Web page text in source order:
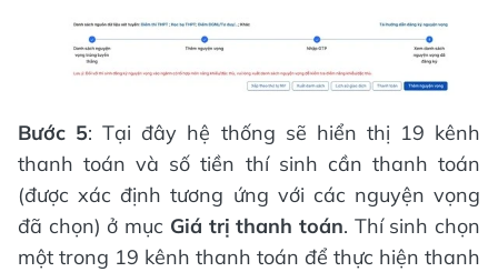
Bước 5: Tại đây hệ thống sẽ hiển thị 19 kênh
thanh toán và số tiền thí sinh cần thanh toán
(được xác định tương ứng với các nguyện vọng
đã chọn) ở mục Giá trị thanh toán. Thí sinh chọn
một trong 19 kênh thanh toán để thực hiện thanh